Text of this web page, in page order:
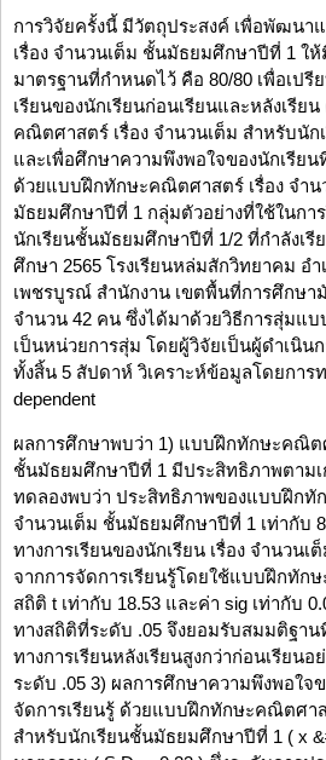
การวิจัยครั้งนี้ มีวัตถุประสงค์ เพื่อพัฒน
เรื่อง จำนวนเต็ม ชั้นมัธยมศึกษาปีที่ 1
มาตรฐานที่กำหนดไว้ คือ 80/80 เพื่อเปรี
เรียนของนักเรียนก่อนเรียนและหลังเรีย
คณิตศาสตร์ เรื่อง จำนวนเต็ม สำหรับนั
และเพื่อศึกษาความพึงพอใจของนักเรีย
ด้วยแบบฝึกทักษะคณิตศาสตร์ เรื่อง จำน
มัธยมศึกษาปีที่ 1 กลุ่มตัวอย่างที่ใช้ในกา
นักเรียนชั้นมัธยมศึกษาปีที่ 1/2 ที่กำลังเรี
ศึกษา 2565 โรงเรียนหล่มสักวิทยาคม อ
เพชรบูรณ์ สำนักงาน เขตพื้นที่การศึกษ
จำนวน 42 คน ซึ่งได้มาด้วยวิธีการสุ่มแ
เป็นหน่วยการสุ่ม โดยผู้วิจัยเป็นผู้ดำเนิน
ทั้งสิ้น 5 สัปดาห์ วิเคราะห์ข้อมูลโดยการ
dependent
ผลการศึกษาพบว่า 1) แบบฝึกทักษะคณิต
ชั้นมัธยมศึกษาปีที่ 1 มีประสิทธิภาพตาม
ทดลองพบว่า ประสิทธิภาพของแบบฝึกทั
จำนวนเต็ม ชั้นมัธยมศึกษาปีที่ 1 เท่ากับ
ทางการเรียนของนักเรียน เรื่อง จำนวน
จากการจัดการเรียนรู้โดยใช้แบบฝึกทัก
สถิติ t เท่ากับ 18.53 และค่า sig เท่ากับ
ทางสถิติที่ระดับ .05 จึงยอมรับสมมติฐา
ทางการเรียนหลังเรียนสูงกว่าก่อนเรียน
ระดับ .05 3) ผลการศึกษาความพึงพอใจ
จัดการเรียนรู้ ด้วยแบบฝึกทักษะคณิตศาส
สำหรับนักเรียนชั้นมัธยมศึกษาปีที่ 1 ( x